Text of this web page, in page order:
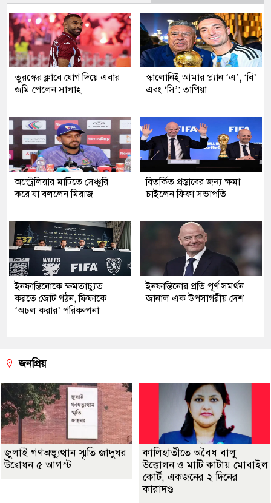
তুরস্কের ক্লাবে যোগ দিয়ে এবার
জমি পেলেন সালাহ
স্কালোনিই আমার প্ল্যান ‘এ’, ‘বি’
এবং ‘সি’: তাপিয়া
অস্ট্রেলিয়ার মাটিতে সেঞ্চুরি
করে যা বললেন মিরাজ
বিতর্কিত প্রস্তাবের জন্য ক্ষমা
চাইলেন ফিফা সভাপতি
ইনফান্তিনোকে ক্ষমতাচ্যুত
করতে জোট গঠন, ফিফাকে
‘অচল করার’ পরিকল্পনা
ইনফান্তিনোর প্রতি পূর্ণ সমর্থন
জানাল এক উপসাগরীয় দেশ
জনপ্রিয়
জুলাই গণঅভ্যুত্থান স্মৃতি জাদুঘর
উদ্বোধন ৫ আগস্ট
কালিহাতীতে অবৈধ বালু
উত্তোলন ও মাটি কাটায় মোবাইল
কোর্ট, একজনের ২ দিনের
কারাদণ্ড